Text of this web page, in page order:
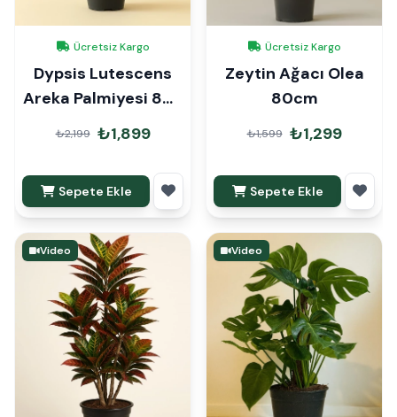
Ücretsiz Kargo
Dypsis Lutescens
Areka Palmiyesi 80-
90cm İthal
₺2,199 ₺1,899
Sepete Ekle
Ücretsiz Kargo
Zeytin Ağacı Olea
80cm
₺1,599 ₺1,299
Sepete Ekle
Video Video